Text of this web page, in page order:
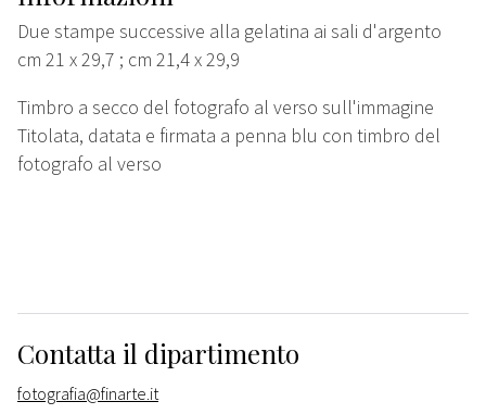
Due stampe successive alla gelatina ai sali d'argento
cm 21 x 29,7 ; cm 21,4 x 29,9
Timbro a secco del fotografo al verso sull'immagine
Titolata, datata e firmata a penna blu con timbro del
fotografo al verso
Contatta il dipartimento
fotografia@finarte.it